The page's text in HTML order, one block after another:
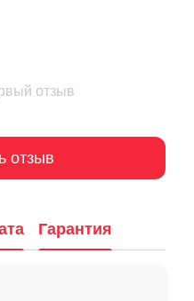
отзыв
отзыв
Гарантия